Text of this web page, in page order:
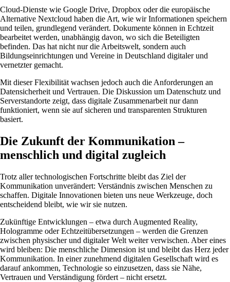
Cloud-Dienste wie Google Drive, Dropbox oder die europäische
Alternative Nextcloud haben die Art, wie wir Informationen speichern
und teilen, grundlegend verändert. Dokumente können in Echtzeit
bearbeitet werden, unabhängig davon, wo sich die Beteiligten
befinden. Das hat nicht nur die Arbeitswelt, sondern auch
Bildungseinrichtungen und Vereine in Deutschland digitaler und
vernetzter gemacht.
Mit dieser Flexibilität wachsen jedoch auch die Anforderungen an
Datensicherheit und Vertrauen. Die Diskussion um Datenschutz und
Serverstandorte zeigt, dass digitale Zusammenarbeit nur dann
funktioniert, wenn sie auf sicheren und transparenten Strukturen
basiert.
Die Zukunft der Kommunikation –
menschlich und digital zugleich
Trotz aller technologischen Fortschritte bleibt das Ziel der
Kommunikation unverändert: Verständnis zwischen Menschen zu
schaffen. Digitale Innovationen bieten uns neue Werkzeuge, doch
entscheidend bleibt, wie wir sie nutzen.
Zukünftige Entwicklungen – etwa durch Augmented Reality,
Hologramme oder Echtzeitübersetzungen – werden die Grenzen
zwischen physischer und digitaler Welt weiter verwischen. Aber eines
wird bleiben: Die menschliche Dimension ist und bleibt das Herz jeder
Kommunikation. In einer zunehmend digitalen Gesellschaft wird es
darauf ankommen, Technologie so einzusetzen, dass sie Nähe,
Vertrauen und Verständigung fördert – nicht ersetzt.